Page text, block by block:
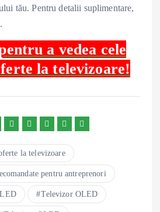
tău. Pentru detalii suplimentare,
a vedea cele
la televizoare!
la televizoare
pentru antreprenori
Televizor OLED